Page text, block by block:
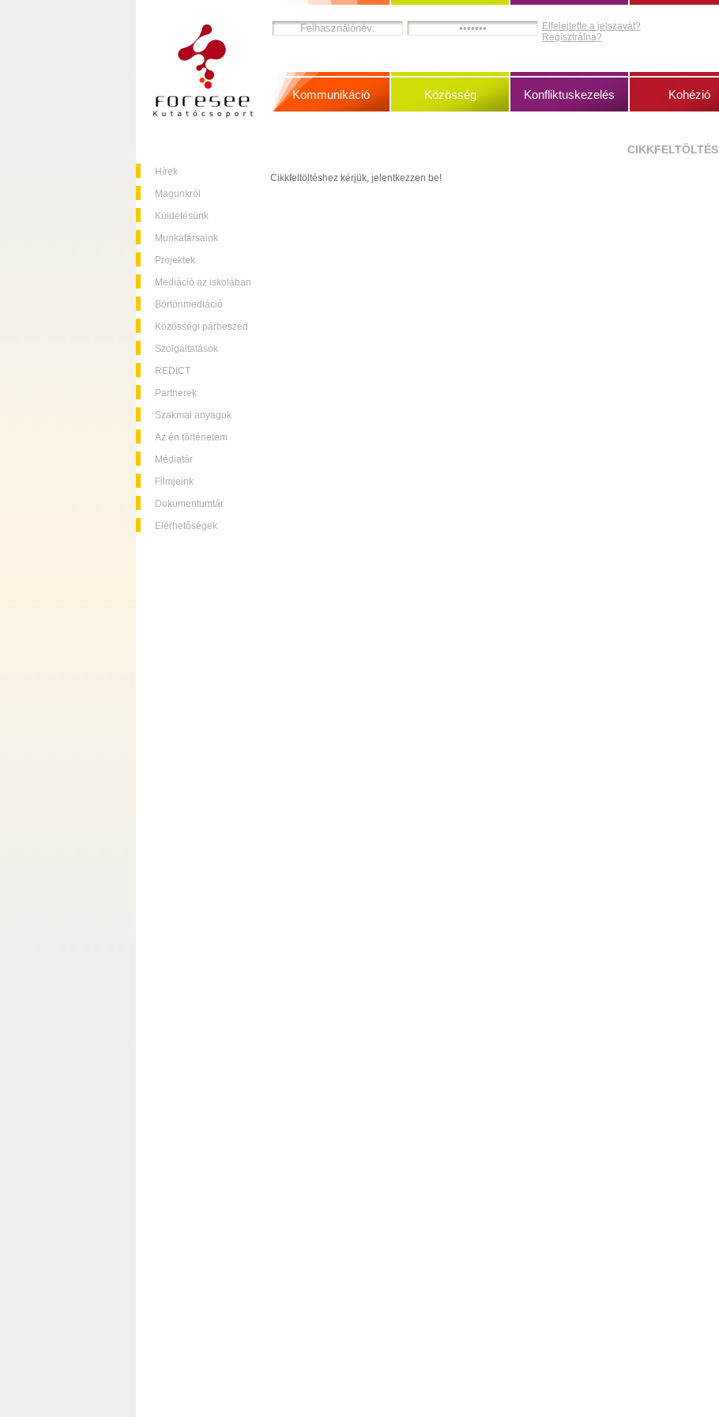
Hírek
Magunkról
Küldetésünk
Munkatársaink
Projektek
Mediáció az iskolában
Börtönmediáció
Közösségi párbeszéd
Szolgáltatások
REDICT
Partnerek
Szakmai anyagok
Az én történetem
Médiatár
Filmjeink
Dokumentumtár
Elérhetőségek
Elfelejtette a jelszavát?
Regisztrálna?
Kommunikáció Közösség Konfliktuskezelés Kohézió
CIKKFELTÖLTÉS
Cikkfeltöltéshez kérjük, jelentkezzen be!